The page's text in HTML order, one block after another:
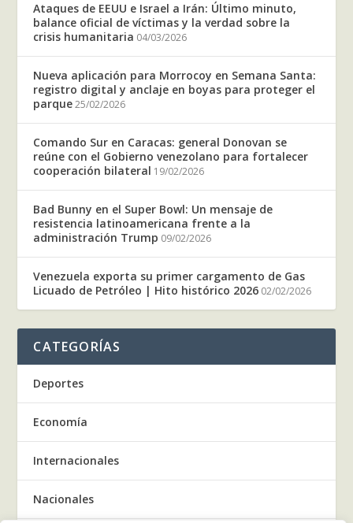
Ataques de EEUU e Israel a Irán: Último minuto,
balance oficial de víctimas y la verdad sobre la
crisis humanitaria 04/03/2026
Nueva aplicación para Morrocoy en Semana Santa:
registro digital y anclaje en boyas para proteger el
parque 25/02/2026
Comando Sur en Caracas: general Donovan se
reúne con el Gobierno venezolano para fortalecer
cooperación bilateral 19/02/2026
Bad Bunny en el Super Bowl: Un mensaje de
resistencia latinoamericana frente a la
administración Trump 09/02/2026
Venezuela exporta su primer cargamento de Gas
Licuado de Petróleo | Hito histórico 2026 02/02/2026
CATEGORÍAS
Deportes
Economía
Internacionales
Nacionales